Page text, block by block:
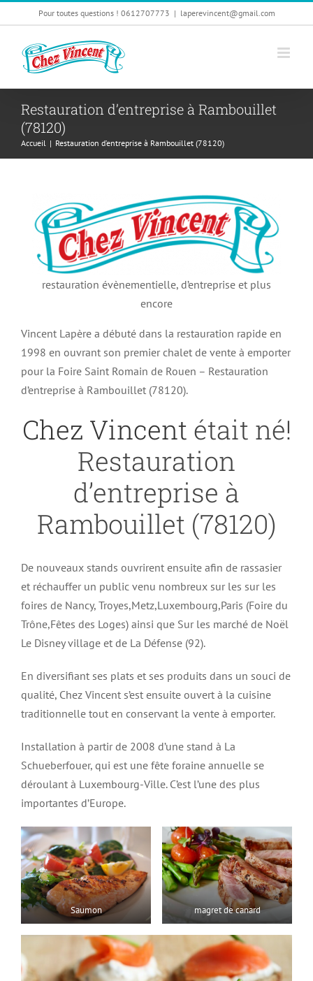
au
contenu
Pour toutes questions ! 0612707773 | laperevincent@gmail.com
Restauration d’entreprise à Rambouillet
(78120)
Accueil | Restauration d’entreprise à Rambouillet (78120)
restauration évènementielle, d’entreprise et plus
encore
Vincent Lapère a débuté dans la restauration rapide en
1998 en ouvrant son premier chalet de vente à emporter
pour la Foire Saint Romain de Rouen – Restauration
d’entreprise à Rambouillet (78120).
Chez Vincent était né!
Restauration
d’entreprise à
Rambouillet (78120)
De nouveaux stands ouvrirent ensuite afin de rassasier
et réchauffer un public venu nombreux sur les sur les
foires de Nancy, Troyes,Metz,Luxembourg,Paris (Foire du
Trône,Fêtes des Loges) ainsi que Sur les marché de Noël
Le Disney village et de La Défense (92).
En diversifiant ses plats et ses produits dans un souci de
qualité, Chez Vincent s’est ensuite ouvert à la cuisine
traditionnelle tout en conservant la vente à emporter.
Installation à partir de 2008 d’une stand à La
Schueberfouer, qui est une fête foraine annuelle se
déroulant à Luxembourg-Ville. C’est l’une des plus
importantes d’Europe.
Saumon magret de canard